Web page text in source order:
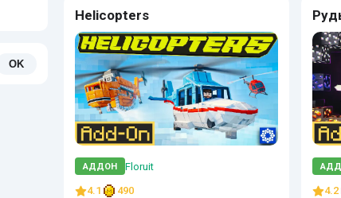
OK
Helicopters
АДДОН Floruit
4.1 490 4.2